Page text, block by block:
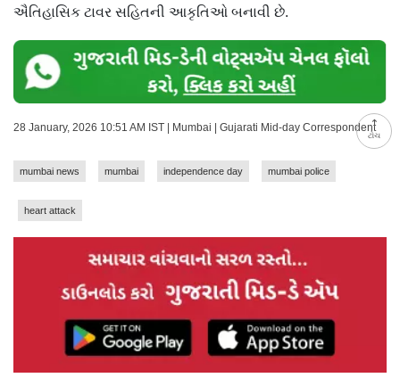
ટોચ
ઐતિહાસિક ટાવર સહિતની આકૃતિઓ બનાવી છે.
28 January, 2026 10:51 AM IST | Mumbai | Gujarati Mid-day Correspondent
mumbai news mumbai independence day mumbai police
heart attack